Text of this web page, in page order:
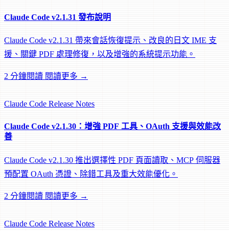
Claude Code v2.1.31 發布說明
Claude Code v2.1.31 帶來會話恢復提示、改良的日文 IME 支
援、關鍵 PDF 處理修復，以及增強的系統提示功能。
2 分鐘閱讀 閱讀更多 →
Claude Code Release Notes
Claude Code v2.1.30：增強 PDF 工具、OAuth 支援與效能改
善
Claude Code v2.1.30 推出選擇性 PDF 頁面讀取、MCP 伺服器
預配置 OAuth 憑證、除錯工具及重大效能優化。
2 分鐘閱讀 閱讀更多 →
Claude Code Release Notes